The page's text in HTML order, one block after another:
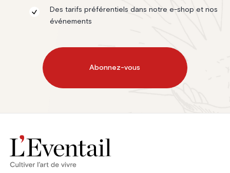
Des tarifs préférentiels dans notre e-shop et nos
événements
Abonnez-vous